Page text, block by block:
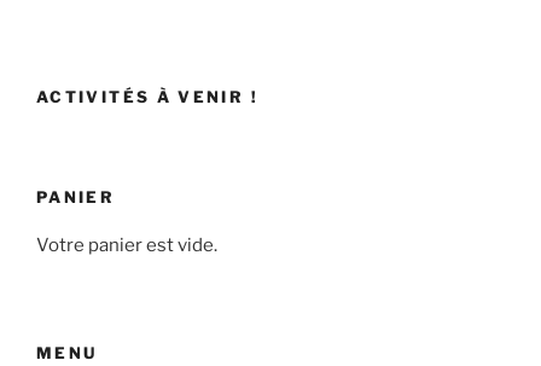
ACTIVITÉS À VENIR !
PANIER
Votre panier est vide.
MENU